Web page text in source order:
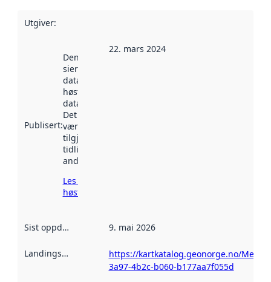
Utgiver:
Publisert:
Denne datoen
sier når
datasettet ble
høstet av
data.norge.no.
Det kan ha
vært
tilgjengelig
tidligere
andre steder.
Les mer om
høsting her
22. mars 2024
Sist oppdatert 9. mai 2026
Landingsside
https://kartkatalog.geonorge.no/
3a97-4b2c-b060-b177aa7f055d